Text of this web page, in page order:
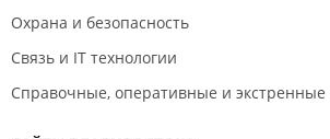
Охрана и безопасность
Связь и IT технологии
Справочные, оперативные и экстренные